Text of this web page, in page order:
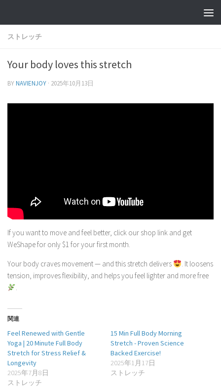
ストレッチ
Your body loves this stretch
BYNAVIENJOY · 2025年10月13日
If you want to move and feel better, click our shop link and get
WeShape for only $1 for your first month.
Your body craves movement — and this stretch delivers
. It loosens
tension, improves flexibility, and helps you feel lighter and more free
.
関連
Feel Renewed with Gentle
Yoga | 20 Minute Full Body
Stretch for Stress Relief &
Longevity
2025年7月8日
ストレッチ
15 Min Full Body Morning
Stretch - Proven Science
Backed Exercise!
2025年1月17日
ストレッチ